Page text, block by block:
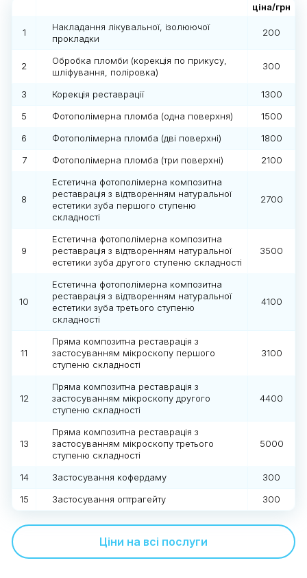
ціна/грн
1
Накладання лікувальної, ізолюючої
прокладки
200
2
Обробка пломби (корекція по прикусу,
шліфування, поліровка)
300
3 Корекція реставрації
1300
5
Фотополімерна пломба (одна поверхня)
1500
6
Фотополімерна пломба (дві поверхні)
1800
7
Фотополімерна пломба (три поверхні) 2100
8
Естетична фотополімерна композитна
реставрація з відтворенням натуральної
естетики зуба першого ступеню
складності
2700
9
Естетична фотополімерна композитна
реставрація з відтворенням натуральної
естетики зуба другого ступеню складності
3500
10
Естетична фотополімерна композитна
реставрація з відтворенням натуральної
естетики зуба третього ступеню
складності
4100
11
Пряма композитна реставрація з
застосуванням мікроскопу першого
ступеню складності
3100
12
Пряма композитна реставрація з
застосуванням мікроскопу другого
ступеню складності
4400
13
Пряма композитна реставрація з
застосуванням мікроскопу третього
ступеню складності
5000
14 Застосування кофердаму
300
15
Застосування оптрагейту 300
Ціни на всі послуги